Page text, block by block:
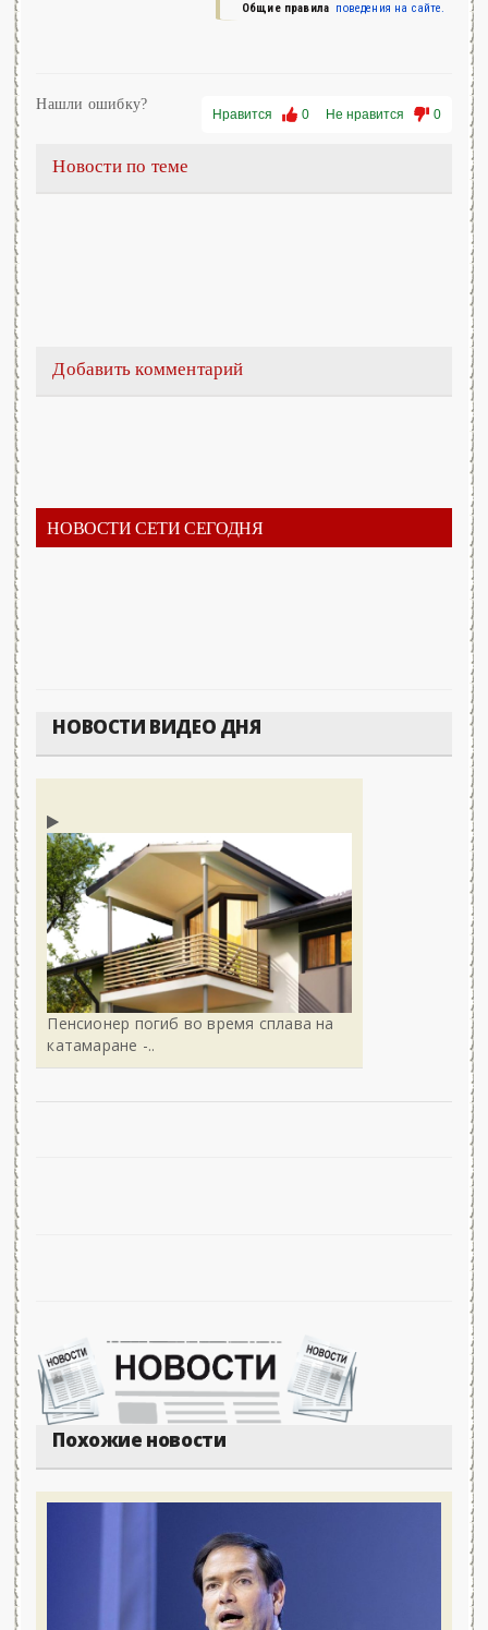
Общие правила поведения на сайте.
Нравится 0 Не нравится 0
Нашли ошибку?
Новости по теме
Добавить комментарий
НОВОСТИ СЕТИ СЕГОДНЯ
НОВОСТИ ВИДЕО ДНЯ
Пенсионер погиб во время сплава на
катамаране -..
Похожие новости